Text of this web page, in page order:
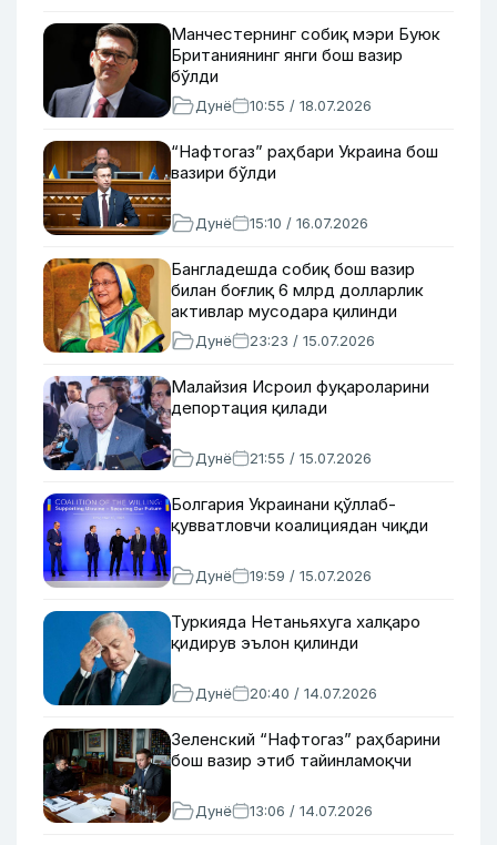
Манчестернинг собиқ мэри Буюк
Британиянинг янги бош вазир
бўлди
Дунё 10:55 / 18.07.2026
“Нафтогаз” раҳбари Украина бош
вазири бўлди
Дунё 15:10 / 16.07.2026
Бангладешда собиқ бош вазир
билан боғлиқ 6 млрд долларлик
активлар мусодара қилинди
Дунё 23:23 / 15.07.2026
Малайзия Исроил фуқароларини
депортация қилади
Дунё 21:55 / 15.07.2026
Болгария Украинани қўллаб-
қувватловчи коалициядан чиқди
Дунё 19:59 / 15.07.2026
Туркияда Нетаньяхуга халқаро
қидирув эълон қилинди
Дунё 20:40 / 14.07.2026
Зеленский “Нафтогаз” раҳбарини
бош вазир этиб тайинламоқчи
Дунё 13:06 / 14.07.2026